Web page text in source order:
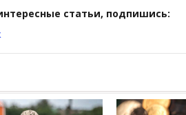
статьи, подпишись: